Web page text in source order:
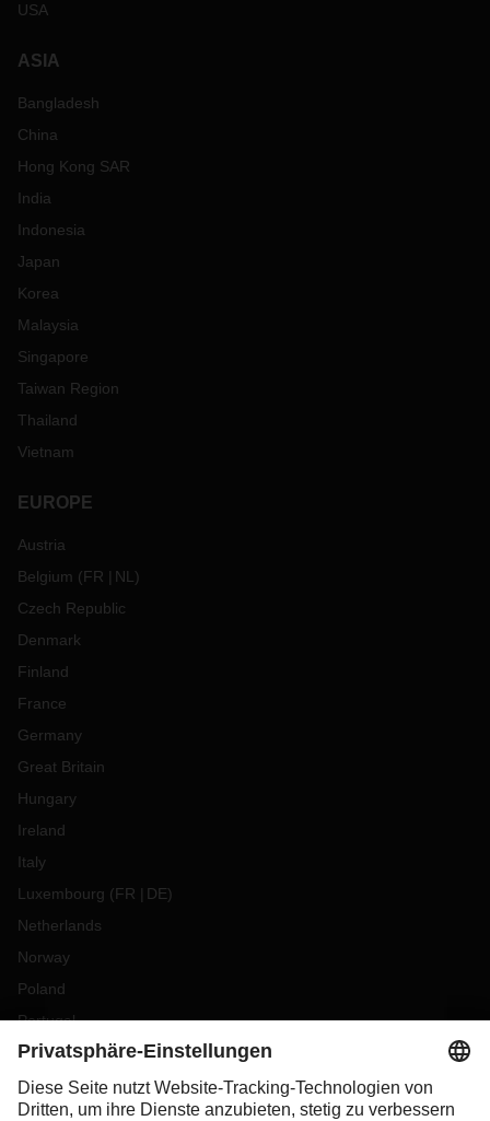
USA
ASIA
Bangladesh
China
Hong Kong SAR
India
Indonesia
Japan
Korea
Malaysia
Singapore
Taiwan Region
Thailand
Vietnam
EUROPE
Austria
Belgium (FR NL )
Czech Republic
Denmark
Finland
France
Germany
Great Britain
Hungary
Ireland
Italy
Luxembourg (FR DE)
Netherlands
Norway
Poland
Portugal
Romania
Slovakia
Spain